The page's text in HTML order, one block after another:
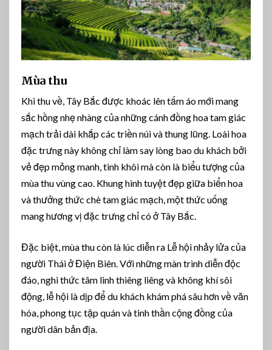
Mùa thu
Khi thu về, Tây Bắc được khoác lên tấm áo mới mang
sắc hồng nhẹ nhàng của những cánh đồng hoa tam giác
mạch trải dài khắp các triền núi và thung lũng. Loài hoa
đặc trưng này không chỉ làm say lòng bao du khách bởi
vẻ đẹp mỏng manh, tinh khôi mà còn là biểu tượng của
mùa thu vùng cao. Khung hình tuyệt đẹp giữa biển hoa
và thưởng thức chè tam giác mạch, một thức uống
mang hương vị đặc trưng chỉ có ở Tây Bắc.
Đặc biệt, mùa thu còn là lúc diễn ra Lễ hội nhảy lửa của
người Thái ở Điện Biên. Với những màn trình diễn độc
đáo, nghi thức tâm linh thiêng liêng và không khí sôi
động, lễ hội là dịp để du khách khám phá sâu hơn về văn
hóa, phong tục tập quán và tinh thần cộng đồng của
người dân bản địa.